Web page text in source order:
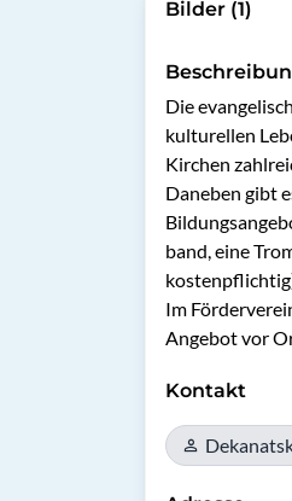
Bilder (1)
Die
kulturellen
Kirchen
Daneben gibt
band, eine
Im
Angebot vor
Kontakt